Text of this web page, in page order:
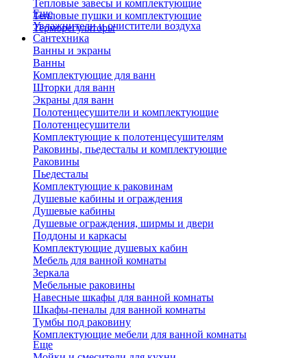
Тепловые завесы и комплектующие
Тепловые пушки и комплектующие
Терморегуляторы
Еще
Увлажнители и очистители воздуха
Сантехника
Ванны и экраны
Ванны
Комплектующие для ванн
Шторки для ванн
Экраны для ванн
Полотенцесушители и комплектующие
Полотенцесушители
Комплектующие к полотенцесушителям
Раковины, пьедесталы и комплектующие
Раковины
Пьедесталы
Комплектующие к раковинам
Душевые кабины и ограждения
Душевые кабины
Душевые ограждения, ширмы и двери
Поддоны и каркасы
Комплектующие душевых кабин
Мебель для ванной комнаты
Зеркала
Мебельные раковины
Навесные шкафы для ванной комнаты
Шкафы-пеналы для ванной комнаты
Тумбы под раковину
Комплектующие мебели для ванной комнаты
Еще